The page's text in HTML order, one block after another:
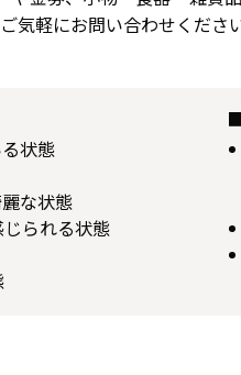
気軽にお問い合わせください
状態
な状態
られる状態